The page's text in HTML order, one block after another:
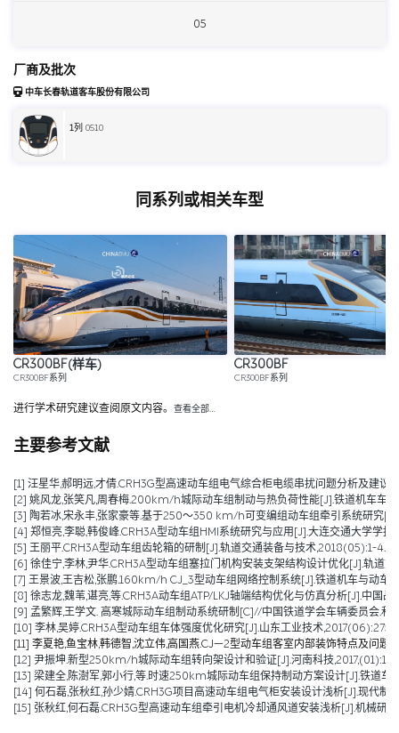
05
厂商及批次
中车长春轨道客车股份有限公司
1列 0510
同系列或相关车型
CR300BF(样车)
CR300BF系列
CR300BF
CR300BF系列
进行学术研究建议查阅原文内容。 查看全部…
主要参考文献
[1] 汪星华,郝明远,才倩.CRH3G型高速动车组电气综合柜电缆串扰问题分析及建
[2] 姚风龙,张笑凡,周春梅.200km/h城际动车组制动与热负荷性能[J].铁道机车车
[3] 陶若冰,宋永丰,张家豪等.基于250～350 km/h可变编组动车组牵引系统研究
[4] 郑恒亮,李聪,韩俊峰.CRH3A型动车组HMI系统研究与应用[J].大连交通大学学报
[5] 王丽平.CRH3A型动车组齿轮箱的研制[J].轨道交通装备与技术,2018(05):1-4.
[6] 徐佳宁,李林,尹华.CRH3A型动车组塞拉门机构安装支架结构设计优化[J].轨道
[7] 王景波,王吉松,张鹏.160km/h CJ_3型动车组网络控制系统[J].铁道机车与动车
[8] 徐志龙,魏苇,谌亮,等.CRH3A动车组ATP/LKJ轴端结构优化与仿真分析[J].中国战
[9] 孟繁辉,王学文. 高寒城际动车组制动系统研制[C]//中国铁道学会车辆委员会.
[10] 李林,吴婷.CRH3A型动车组车体强度优化研究[J].山东工业技术,2017(06):275-
[11] 李夏艳,鱼宝林,韩德智,沈立伟,高国燕.CJ—2型动车组客室内部装饰特点及问
[12] 尹振坤.新型250km/h城际动车组转向架设计和验证[J].河南科技
[13] 梁建全,陈澍军,郭小行,等.时速250km城际动车组保持制动方案设计[J].铁道车
[14] 何石磊,张秋红,孙少婧.CRH3G项目高速动车组电气柜安装设计浅析[J].现代
[15] 张秋红,何石磊.CRH3G型高速动车组牵引电机冷却通风道安装浅析[J].机械研